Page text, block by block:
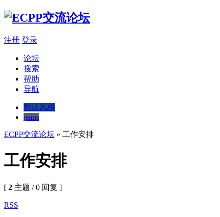
注册 登录
论坛
搜索
帮助
导航
默认风格
jeans
ECPP交流论坛 » 工作安排
工作安排
[ 2 主题 / 0 回复 ]
RSS